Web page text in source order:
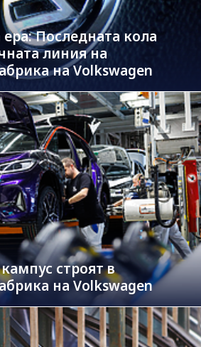
Последната кола
линия на
на Volkswagen
строят в
на Volkswagen